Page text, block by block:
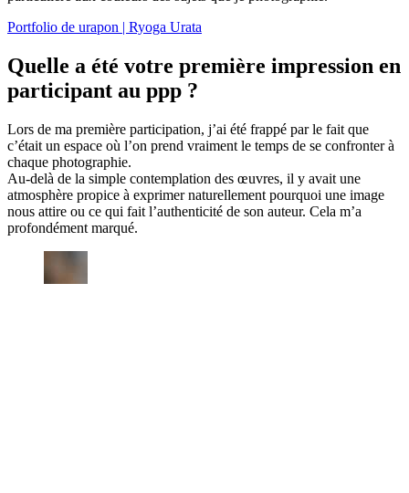
Portfolio de urapon | Ryoga Urata
Quelle a été votre première impression en
participant au ppp ?
Lors de ma première participation, j’ai été frappé par le fait que
c’était un espace où l’on prend vraiment le temps de se confronter à
chaque photographie.
Au-delà de la simple contemplation des œuvres, il y avait une
atmosphère propice à exprimer naturellement pourquoi une image
nous attire ou ce qui fait l’authenticité de son auteur. Cela m’a
profondément marqué.